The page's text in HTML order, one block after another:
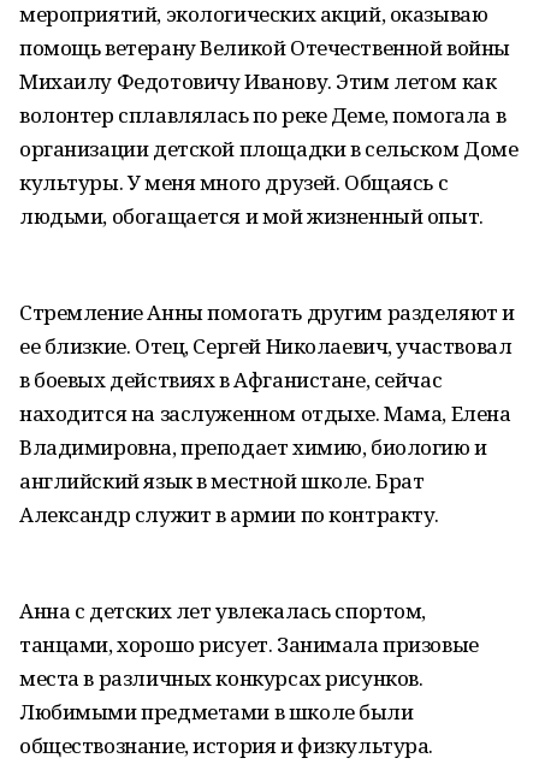
мероприятий, экологических акций, оказываю
помощь ветерану Великой Отечественной войны
Михаилу Федотовичу Иванову. Этим летом как
волонтер сплавлялась по реке Деме, помогала в
организации детской площадки в сельском Доме
культуры. У меня много друзей. Общаясь с
людьми, обогащается и мой жизненный опыт.
Стремление Анны помогать другим разделяют и
ее близкие. Отец, Сергей Николаевич, участвовал
в боевых действиях в Афганистане, сейчас
находится на заслуженном отдыхе. Мама, Елена
Владимировна, преподает химию, биологию и
английский язык в местной школе. Брат
Александр служит в армии по контракту.
Анна с детских лет увлекалась спортом,
танцами, хорошо рисует. Занимала призовые
места в различных конкурсах рисунков.
Любимыми предметами в школе были
обществознание, история и физкультура.